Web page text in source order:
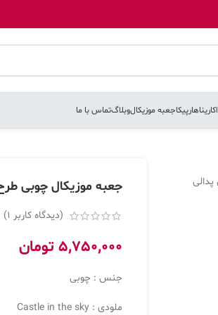
اکاریناهارپیکاجعبه موزیکالوبلاگتماس با ما
جعبه موزیکال چوبی
(دیدگاه کاربر 1
)
5,750,000 تومان
جنس : چوبی
ملودی : Castle in the sky